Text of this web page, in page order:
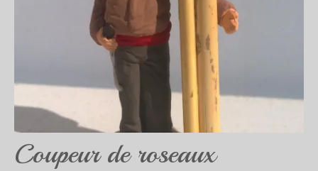
Accessoires
Scènes de vie
Mon compte
Date des foires
Contact
Coupeur de roseaux